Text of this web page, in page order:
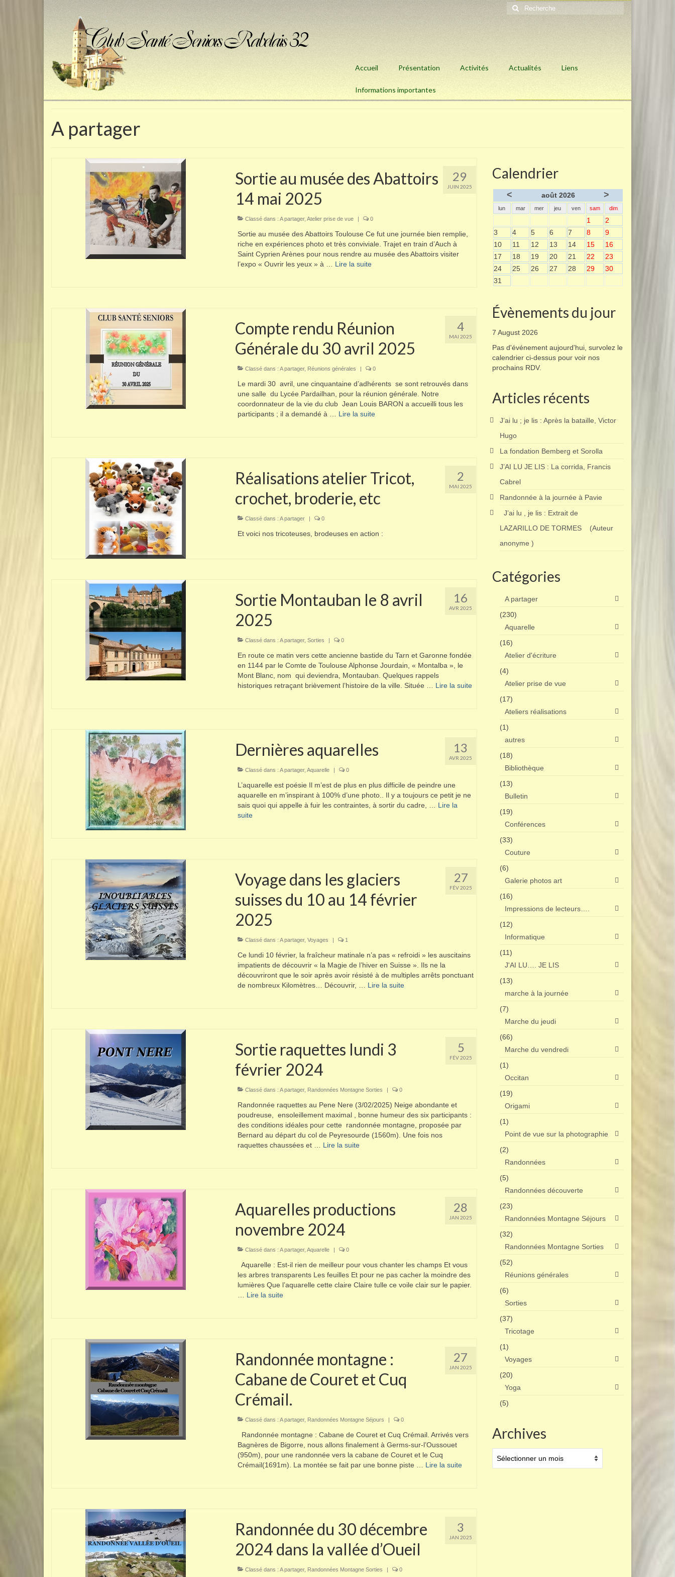
Rechercher
:
Accueil Présentation Activités Actualités Liens
Informations importantes
A partager
29
JUIN 2025
Sortie au musée des Abattoirs
14 mai 2025
Classé dans : A partager, Atelier prise de vue | 0
Sortie au musée des Abattoirs Toulouse Ce fut une journée bien remplie,
riche en expériences photo et très conviviale. Trajet en train d’Auch à
Saint Cyprien Arènes pour nous rendre au musée des Abattoirs visiter
l’expo « Ouvrir les yeux » à … Lire la suite­­
4
MAI 2025
Compte rendu Réunion
Générale du 30 avril 2025
Classé dans : A partager, Réunions générales | 0
Le mardi 30 avril, une cinquantaine d’adhérents se sont retrouvés dans
une salle du Lycée Pardailhan, pour la réunion générale. Notre
coordonnateur de la vie du club Jean Louis BARON a accueilli tous les
participants ; il a demandé à … Lire la suite­­
2
MAI 2025
Réalisations atelier Tricot,
crochet, broderie, etc
Classé dans : A partager | 0
Et voici nos tricoteuses, brodeuses en action :
16
AVR 2025
Sortie Montauban le 8 avril
2025
Classé dans : A partager, Sorties | 0
En route ce matin vers cette ancienne bastide du Tarn et Garonne fondée
en 1144 par le Comte de Toulouse Alphonse Jourdain, « Montalba », le
Mont Blanc, nom qui deviendra, Montauban. Quelques rappels
historiques retraçant brièvement l’histoire de la ville. Située … Lire la suite­­
13
AVR 2025
Dernières aquarelles
Classé dans : A partager, Aquarelle | 0
L’aquarelle est poésie Il m’est de plus en plus difficile de peindre une
aquarelle en m’inspirant à 100% d’une photo.. Il y a toujours ce petit je ne
sais quoi qui appelle à fuir les contraintes, à sortir du cadre, … Lire la
suite­­
27
FÉV 2025
Voyage dans les glaciers
suisses du 10 au 14 février
2025
Classé dans : A partager, Voyages | 1
Ce lundi 10 février, la fraîcheur matinale n’a pas « refroidi » les auscitains
impatients de découvrir « la Magie de l’hiver en Suisse ». Ils ne la
découvriront que le soir après avoir résisté à de multiples arrêts ponctuant
de nombreux Kilomètres… Découvrir, … Lire la suite­­
5
FÉV 2025
Sortie raquettes lundi 3
février 2024
Classé dans : A partager, Randonnées Montagne Sorties | 0
Randonnée raquettes au Pene Nere (3/02/2025) Neige abondante et
poudreuse, ensoleillement maximal , bonne humeur des six participants :
des conditions idéales pour cette randonnée montagne, proposée par
Bernard au départ du col de Peyresourde (1560m). Une fois nos
raquettes chaussées et … Lire la suite­­
28
JAN 2025
Aquarelles productions
novembre 2024
Classé dans : A partager, Aquarelle | 0
Aquarelle : Est-il rien de meilleur pour vous chanter les champs Et vous
les arbres transparents Les feuilles Et pour ne pas cacher la moindre des
lumières Que l’aquarelle cette claire Claire tulle ce voile clair sur le papier.
Lire la suite­­
27
JAN 2025
Randonnée montagne :
Cabane de Couret et Cuq
Crémail.
Classé dans : A partager, Randonnées Montagne Séjours | 0
Randonnée montagne : Cabane de Couret et Cuq Crémail. Arrivés vers
Bagnères de Bigorre, nous allons finalement à Germs-sur-l’Oussouet
(950m), pour une randonnée vers la cabane de Couret et le Cuq
Crémail(1691m). La montée se fait par une bonne piste … Lire la suite­­
3
JAN 2025
Randonnée du 30 décembre
2024 dans la vallée d’Oueil
Classé dans : A partager, Randonnées Montagne Sorties | 0
Calendrier
< août 2026 >
lun mar mer jeu ven sam dim
1
2
3
4 5 6 7 8
9
10
11 12 13 14 15
16
17
18 19 20 21 22
23
24
25 26 27 28 29
30
31
Évènements du jour
7 August 2026
Pas d'événement aujourd'hui, survolez le
calendrier ci-dessus pour voir nos
prochains RDV.
Articles récents
J’ai lu ; je lis : Après la bataille, Victor
Hugo
La fondation Bemberg et Sorolla
J’AI LU JE LIS : La corrida, Francis
Cabrel
Randonnée à la journée à Pavie
J’ai lu , je lis : Extrait de
LAZARILLO DE TORMES (Auteur
anonyme )
Catégories
A partager
(230)
Aquarelle
(16)
Atelier d'écriture
(4)
Atelier prise de vue
(17)
Ateliers réalisations
(1)
autres
(18)
Bibliothèque
(13)
Bulletin
(19)
Conférences
(33)
Couture
(6)
Galerie photos art
(16)
Impressions de lecteurs….
(12)
Informatique
(11)
J'AI LU…. JE LIS
(13)
marche à la journée
(7)
Marche du jeudi
(66)
Marche du vendredi
(1)
Occitan
(19)
Origami
(1)
Point de vue sur la photographie
(2)
Randonnées
(5)
Randonnées découverte
(23)
Randonnées Montagne Séjours
(32)
Randonnées Montagne Sorties
(52)
Réunions générales
(6)
Sorties
(37)
Tricotage
(1)
Voyages
(20)
Yoga
(5)
Archives